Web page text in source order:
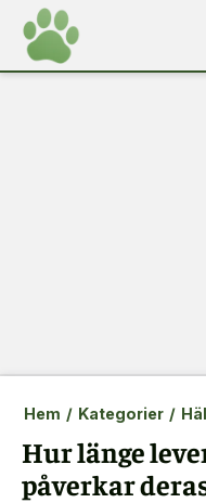
Hem / Kategorier /
Hur länge
påverkar